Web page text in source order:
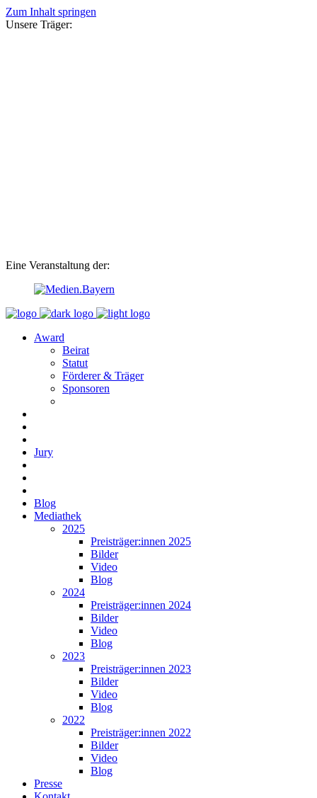
Zum Inhalt springen
Unsere Träger:
Eine Veranstaltung der:
Award
Beirat
Statut
Förderer & Träger
Sponsoren
Jury
Blog
Mediathek
2025
Preisträger:innen 2025
Bilder
Video
Blog
2024
Preisträger:innen 2024
Bilder
Video
Blog
2023
Preisträger:innen 2023
Bilder
Video
Blog
2022
Preisträger:innen 2022
Bilder
Video
Blog
Presse